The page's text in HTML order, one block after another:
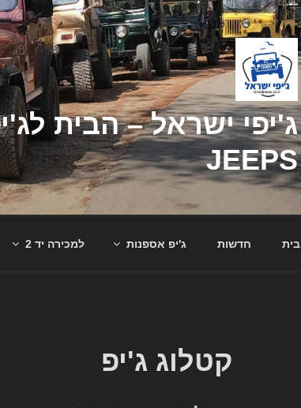
JEEPS
בית חדשות ג'יפ אספנות למכירה יד 2
קטלוג ג'יפ